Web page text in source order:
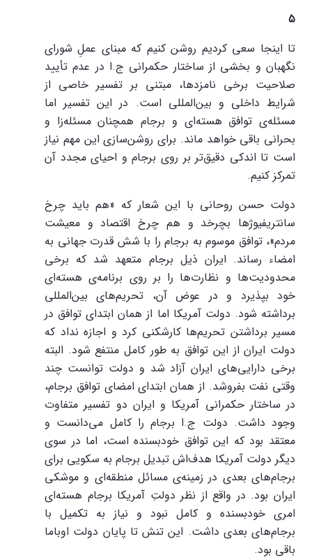
۵
تا اینجا سعی کردیم روشن کنیم که مبنای عملِ شورای
نگهبان و بخشی از ساختار حکمرانی ج.ا در عدم تأیید
صلاحیت برخی نامزدها، مبتنی بر تفسیر خاصی از
شرایط داخلی و بین‌المللی است. در این تفسیر اما
مسئله‌ی توافق هسته‌ای و برجام همچنان مسئله‌زا و
بحرانی باقی خواهد ماند. برای روشن‌سازی این مهم نیاز
است تا اندکی دقیق‌تر بر روی برجام و احیای مجدد آن
تمرکز کنیم.
دولت حسن روحانی با این شعار که «هم باید چرخ
سانتریفیوژها بچرخد و هم چرخ اقتصاد و معیشت
مردم»، توافق موسوم به برجام را با شش قدرت جهانی به
امضاء رساند. ایران ذیل برجام متعهد شد که برخی
محدودیت‌ها و نظارت‌ها را بر روی برنامه‌ی هسته‌ای
خود بپذیرد و در عوض آن، تحریم‌های بین‌المللی
برداشته شود. دولت آمریکا اما از همان ابتدای توافق در
مسیر برداشتن تحریم‌ها کارشکنی کرد و اجازه نداد که
دولت ایران از این توافق به طور کامل منتفع شود. البته
برخی دارایی‌های ایران آزاد شد و دولت توانست چند
وقتی نفت بفروشد. از همان ابتدای امضای توافق برجام،
در ساختار حکمرانی آمریکا و ایران دو تفسیر متفاوت
وجود داشت. دولت ج.ا برجام را کامل می‌دانست و
معتقد بود که این توافق خودبسنده است، اما در سوی
دیگر دولت آمریکا هدف‌اش تبدیل برجام به سکویی برای
برجام‌های بعدی در زمینه‌ی مسائل منطقه‌ای و موشکی
ایران بود. در واقع از نظر دولتِ آمریکا برجام هسته‌ای
امری خودبسنده و کامل نبود و نیاز به تکمیل با
برجام‌های بعدی داشت. این تنش تا پایان دولت اوباما
باقی بود.